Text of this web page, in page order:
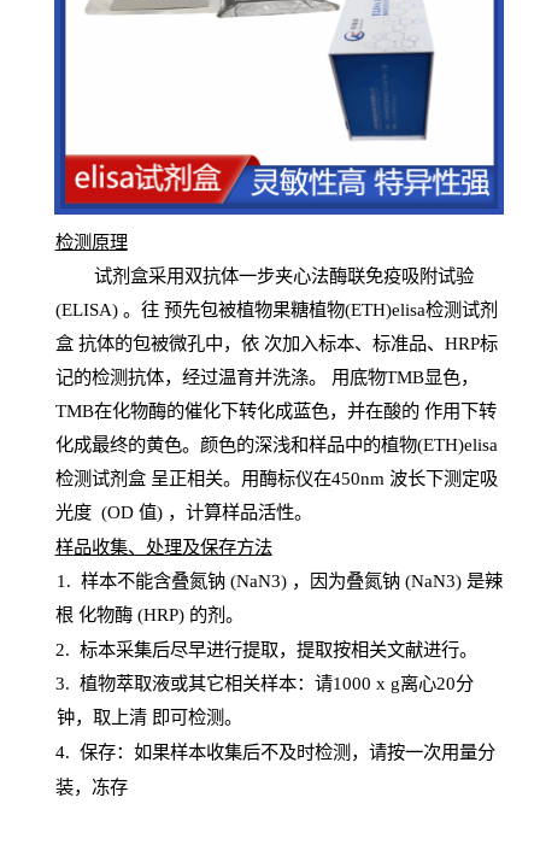
检测原理
试剂盒采用双抗体一步夹心法酶联免疫吸附试验
(ELISA) 。往 预先包被植物果糖植物(ETH)elisa检测试剂
盒抗体的包被微孔中，依 次加入标本、标准品、 HRP标
记的检测抗体，经过温育并洗涤。 用底物TMB显色，
TMB在化物酶的催化下转化成蓝色，并在酸的 作用下转
化成最终的黄色。颜色的深浅和样品中的植物(ETH)elisa
检测试剂盒呈正相关。用酶标仪在450nm 波长下测定吸
光度 (OD 值) ，计算样品活性。
样品收集、处理及保存方法
1 . 样本不能含叠氮钠(NaN3) ，因为叠氮钠 (NaN3) 是辣
根 化物酶(HRP) 的剂。
2. 标本采集后尽早进行提取，提取按相关文献进行。
3. 植物萃取液或其它相关样本：请1000 x g离心20分
钟，取上清 即可检测。
4. 保存：如果样本收集后不及时检测，请按一次用量分
装，冻存